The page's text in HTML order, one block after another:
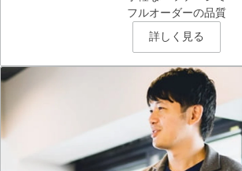
フルオーダーの品質
詳しく見る